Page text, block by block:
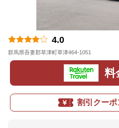
4.0
群馬県吾妻郡草津町草津464-1051
料
割引クーポ